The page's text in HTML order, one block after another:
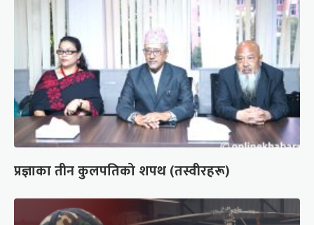
प्रज्ञाका तीन कुलपतिको शपथ (तस्वीरहरू)